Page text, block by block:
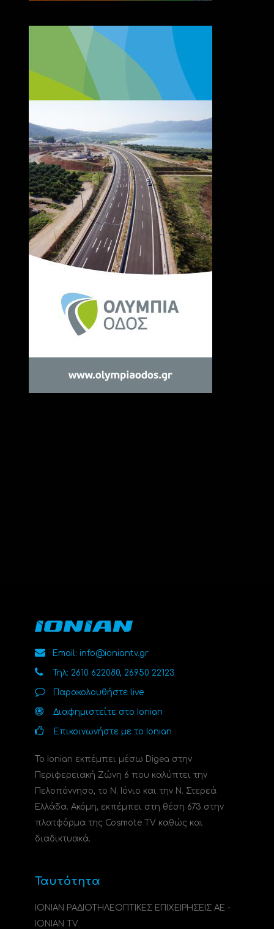
Email: info@ioniantv.gr
Τηλ: 2610 622080, 26950 22123
Παρακολουθήστε live
Διαφημιστείτε στο Ionian
Επικοινωνήστε με το Ionian
Το Ionian εκπέμπει μέσω Digea στην
Περιφερειακή Ζώνη 6 που καλύπτει την
Πελοπόννησο, το N. Ιόνιο και την Ν. Στερεά
Ελλάδα. Ακόμη, εκπέμπει στη θέση 673 στην
πλατφόρμα της Cosmote TV καθώς και
διαδικτυακά.
Ταυτότητα
ΙΟΝΙΑΝ ΡΑΔΙΟΤΗΛΕΟΠΤΙΚΕΣ ΕΠΙΧΕΙΡΗΣΕΙΣ ΑΕ -
IONIAN TV